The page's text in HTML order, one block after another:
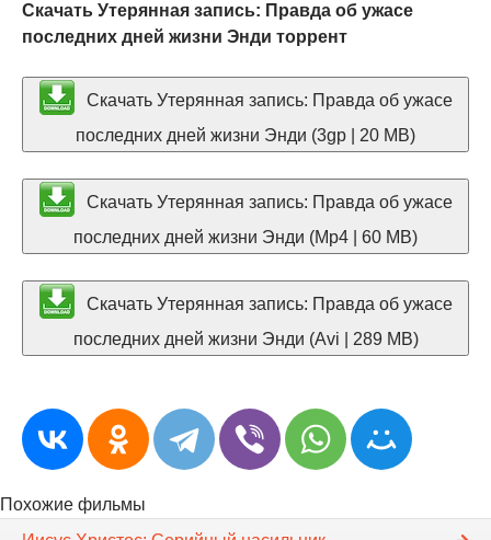
Скачать Утерянная запись: Правда об ужасе
последних дней жизни Энди торрент
Скачать Утерянная запись: Правда об ужасе
последних дней жизни Энди (3gp | 20 MB)
Скачать Утерянная запись: Правда об ужасе
последних дней жизни Энди (Mp4 | 60 MB)
Скачать Утерянная запись: Правда об ужасе
последних дней жизни Энди (Avi | 289 MB)
Похожие фильмы